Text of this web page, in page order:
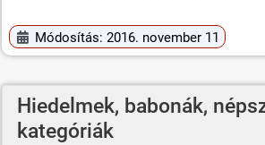
Módosítás: 2016. november 11
Hiedelmek, babonák,
kategóriák